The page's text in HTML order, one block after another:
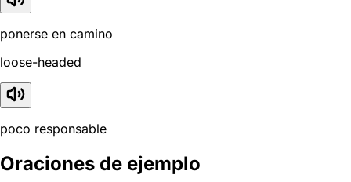
ponerse en camino
loose-headed
poco responsable
Oraciones de ejemplo